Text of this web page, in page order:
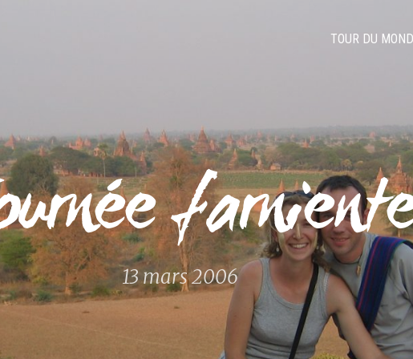
13 mars 2006
TOUR DU